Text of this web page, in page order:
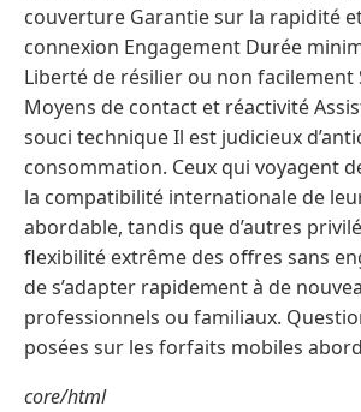
couverture Garantie sur la rapidité
connexion Engagement Durée
Liberté de résilier ou non facilement
Moyens de contact et réactivité
souci technique Il est judicieux
consommation. Ceux qui voyagent
la compatibilité internationale de
abordable, tandis que d’autres
flexibilité extrême des offres sans
de s’adapter rapidement à de
professionnels ou familiaux.
posées sur les forfaits mobiles
core/html